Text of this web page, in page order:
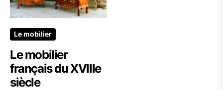
Le mobilier
Le mobilier
français du XVIIIe
siècle